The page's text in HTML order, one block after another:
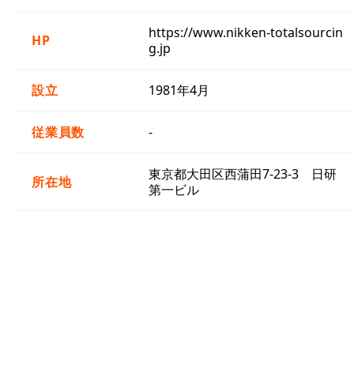
HP
https://www.nikken-totalsourcin
g.jp
設立 1981年4月
従業員数 -
所在地
東京都大田区西蒲田7-23-3 日研
第一ビル